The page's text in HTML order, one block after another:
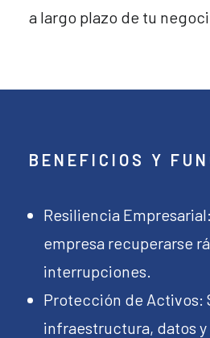
a largo plazo de tu
BENEFICIOS Y
Resiliencia
empresa recuperarse
interrupciones.
Protección de Activos:
infraestructura, datos y